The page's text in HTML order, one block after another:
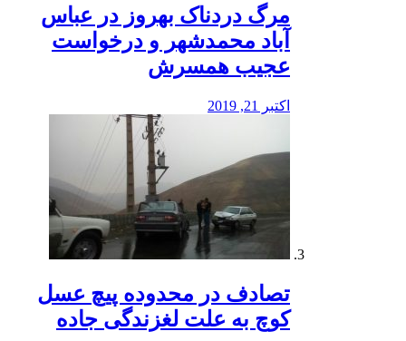
مرگ دردناک بهروز در عباس
آباد محمدشهر و درخواست
عجیب همسرش
اکتبر 21, 2019
تصادف در محدوده پیچ عسل
کوچ به علت لغزندگی جاده